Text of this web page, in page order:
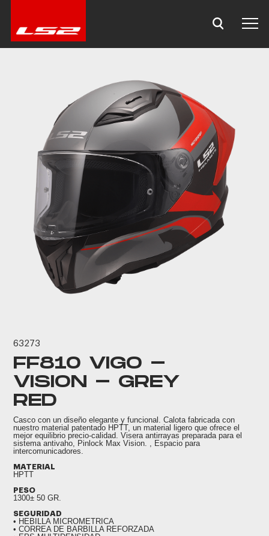
63273
FF810 VIGO -
VISION - GREY
RED
Casco con un diseño elegante y funcional. Calota fabricada con
nuestro material patentado HPTT, un material ligero que ofrece el
mejor equilibrio precio-calidad. Visera antirrayas preparada para el
sistema antivaho, Pinlock Max Vision. , Espacio para
intercomunicadores.
MATERIAL
HPTT
PESO
1300± 50 GR.
SEGURIDAD
• HEBILLA MICROMETRICA
• CORREA DE BARBILLA REFORZADA